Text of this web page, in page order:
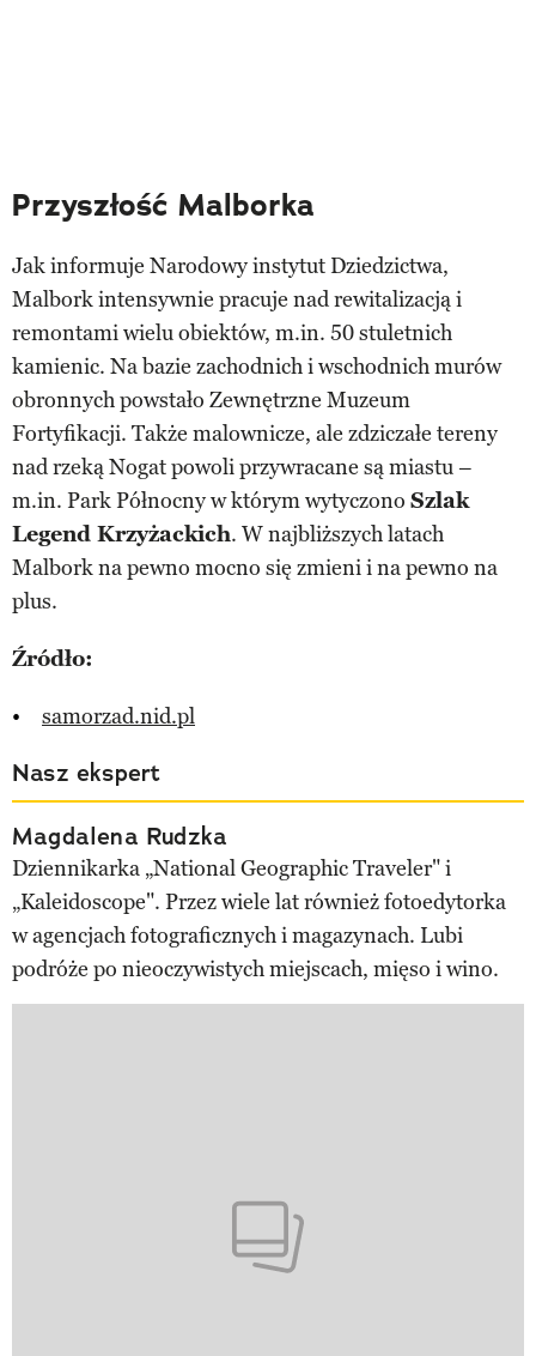
Przyszłość Malborka
Jak informuje Narodowy instytut Dziedzictwa,
Malbork intensywnie pracuje nad rewitalizacją i
remontami wielu obiektów, m.in. 50 stuletnich
kamienic. Na bazie zachodnich i wschodnich murów
obronnych powstało Zewnętrzne Muzeum
Fortyfikacji. Także malownicze, ale zdziczałe tereny
nad rzeką Nogat powoli przywracane są miastu –
m.in. Park Północny w którym wytyczono Szlak
Legend Krzyżackich. W najbliższych latach
Malbork na pewno mocno się zmieni i na pewno na
plus.
Źródło:
samorzad.nid.pl
Nasz ekspert
Magdalena Rudzka
Dziennikarka „National Geographic Traveler" i
„Kaleidoscope". Przez wiele lat również fotoedytorka
w agencjach fotograficznych i magazynach. Lubi
podróże po nieoczywistych miejscach, mięso i wino.